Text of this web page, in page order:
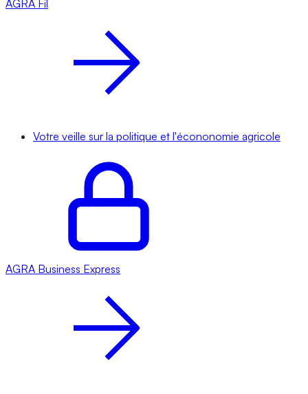
AGRA Fil
Votre veille sur la politique et l'écononomie agricole
AGRA Business Express